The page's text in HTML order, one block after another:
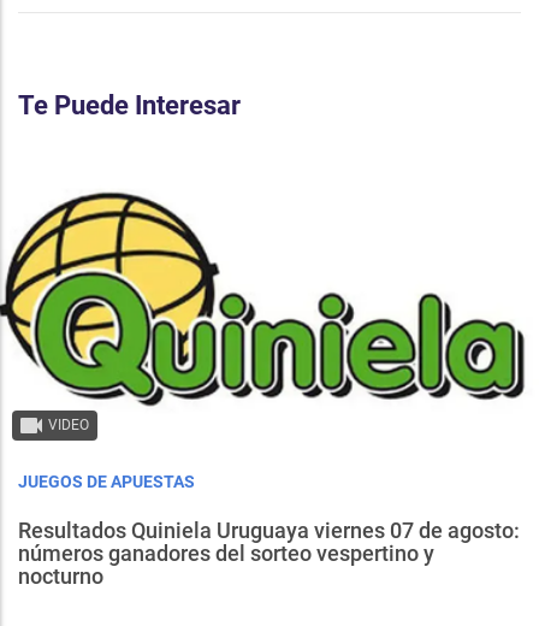
Te Puede Interesar
VIDEO
JUEGOS DE APUESTAS
Resultados Quiniela Uruguaya viernes 07 de agosto:
números ganadores del sorteo vespertino y
nocturno